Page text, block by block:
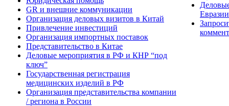
GR и внешние коммуникации
Организация деловых визитов в Китай
Привлечение инвестиций
Организация импортных поставок
Представительство в Китае
Деловые мероприятия в РФ и КНР “под
ключ”
Государственная регистрация
медицинских изделий в РФ
Организация представительства компании
/ региона в России
Евразии